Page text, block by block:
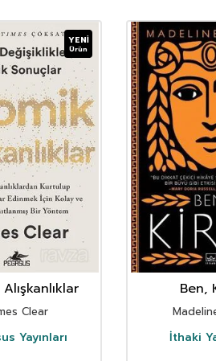
YENI
Ürün
Clear
Yayınları
Ben,
İthaki